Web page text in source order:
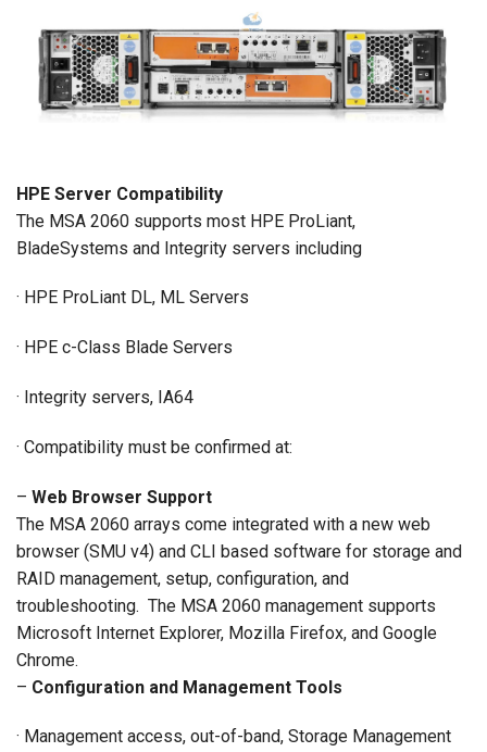
HPE Server Compatibility
The MSA 2060 supports most HPE ProLiant,
BladeSystems and Integrity servers including
· HPE ProLiant DL, ML Servers
· HPE c-Class Blade Servers
· Integrity servers, IA64
· Compatibility must be confirmed at:
– Web Browser Support
The MSA 2060 arrays come integrated with a new web
browser (SMU v4) and CLI based software for storage and
RAID management, setup, configuration, and
troubleshooting. The MSA 2060 management supports
Microsoft Internet Explorer, Mozilla Firefox, and Google
Chrome.
– Configuration and Management Tools
· Management access, out-of-band, Storage Management